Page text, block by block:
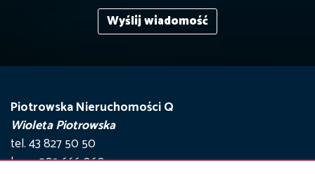
Piotrowska Nieruchomości Q
Wioleta Piotrowska
tel. 43 827 50 50
kom. 502 666 060